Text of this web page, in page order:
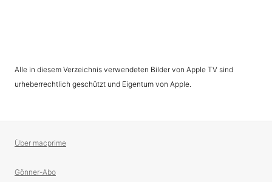
Alle in diesem Verzeichnis verwendeten Bilder von Apple TV sind
urheberrechtlich geschützt und Eigentum von Apple.
Über macprime
Gönner-Abo